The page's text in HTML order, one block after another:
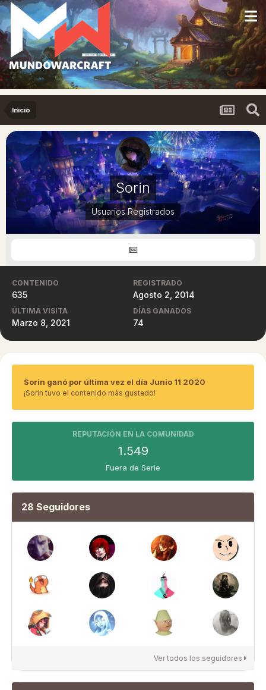
Inicio
Sorin
Usuarios Registrados
CONTENIDO
635
REGISTRADO
Agosto 2, 2014
ÚLTIMA VISITA
Marzo 8, 2021
DÍAS GANADOS
74
Sorin ganó por última vez el día Junio 11 2020
¡Sorin tuvo el contenido más gustado!
REPUTACIÓN EN LA COMUNIDAD
1.549
Fuera de Serie
28 Seguidores
Ver todos los seguidores